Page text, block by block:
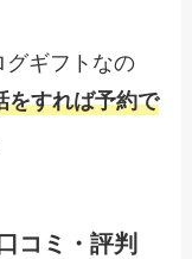
グギフトなの
をすれば予約で
コミ・評判